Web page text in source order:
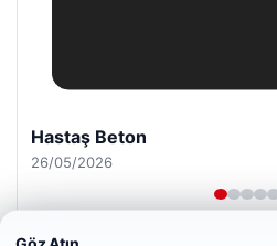
Enes Kaplan Avukatlık Bürosu
28/04/2026